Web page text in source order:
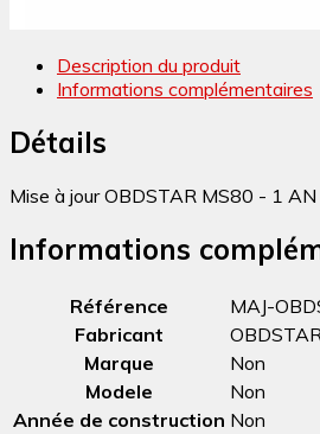
Description du produit
Informations complémentaires
Détails
Mise à jour OBDSTAR MS80 - 1 AN
Informations
Référence
MAJ-
Fabricant
Marque
Non
Modele
Non
Année de construction Non